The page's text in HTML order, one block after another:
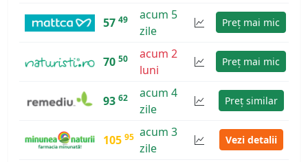
57 49
acum 5
zile
Preț mai mic
70 50
acum 2
luni
Preț mai mic
93 62
acum 4
zile
Preț similar
105 95 acum 3
zile
Vezi detalii